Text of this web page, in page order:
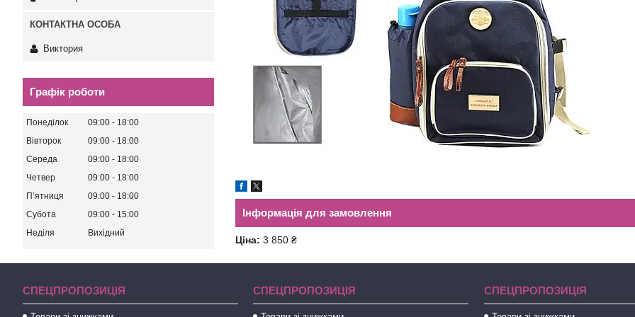
Інформація для замовлення
Ціна: 3 850 ₴
Виктория
Графік роботи
Понеділок 09:00
18:00
Вівторок
09:00
18:00
Середа
09:00
18:00
Четвер
09:00
18:00
Пʼятниця
09:00
18:00
Субота
09:00
15:00
Неділя
Вихідний
СПЕЦПРОПОЗИЦІЯ СПЕЦПРОПОЗИЦІЯ СПЕЦПРОПОЗИЦІЯ